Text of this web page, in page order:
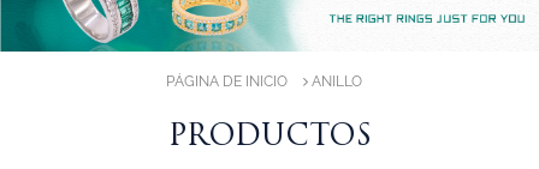
PÁGINA DE INICIO ANILLO
PRODUCTOS